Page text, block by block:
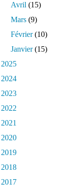
Avril (15)
Mars (9)
Février(10)
Janvier(15)
2025
2024
2023
2022
2021
2020
2019
2018
2017